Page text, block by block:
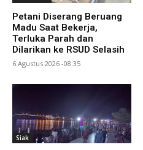
Petani Diserang Beruang
Madu Saat Bekerja,
Terluka Parah dan
Dilarikan ke RSUD Selasih
6 Agustus 2026 -08:35
Siak